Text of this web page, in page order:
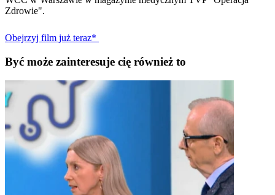
Zdrowie".
Obejrzyj film już teraz*
Być może zainteresuje cię również to